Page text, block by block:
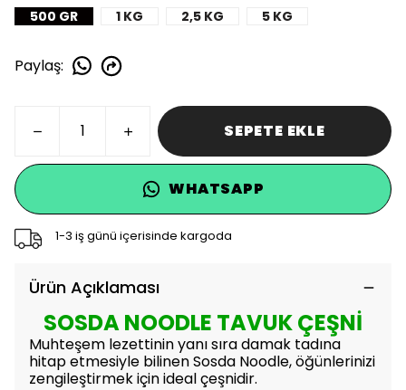
500 GR
1 KG 2,5 KG 5 KG
Paylaş:
SEPETE EKLE
WHATSAPP
1-3 iş günü içerisinde kargoda
Ürün Açıklaması
SOSDA NOODLE TAVUK ÇEŞNİ
Muhteşem lezettinin yanı sıra damak tadına
hitap etmesiyle bilinen Sosda Noodle, öğünlerinizi
zengileştirmek için ideal çeşnidir.